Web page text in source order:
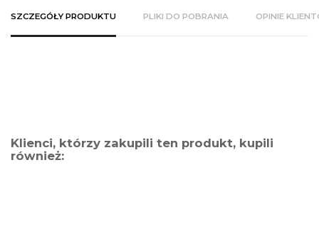
SZCZEGÓŁY PRODUKTU PLIKI DO POBRANIA OPINIE
Klienci, którzy zakupili ten produkt, kupili
również: